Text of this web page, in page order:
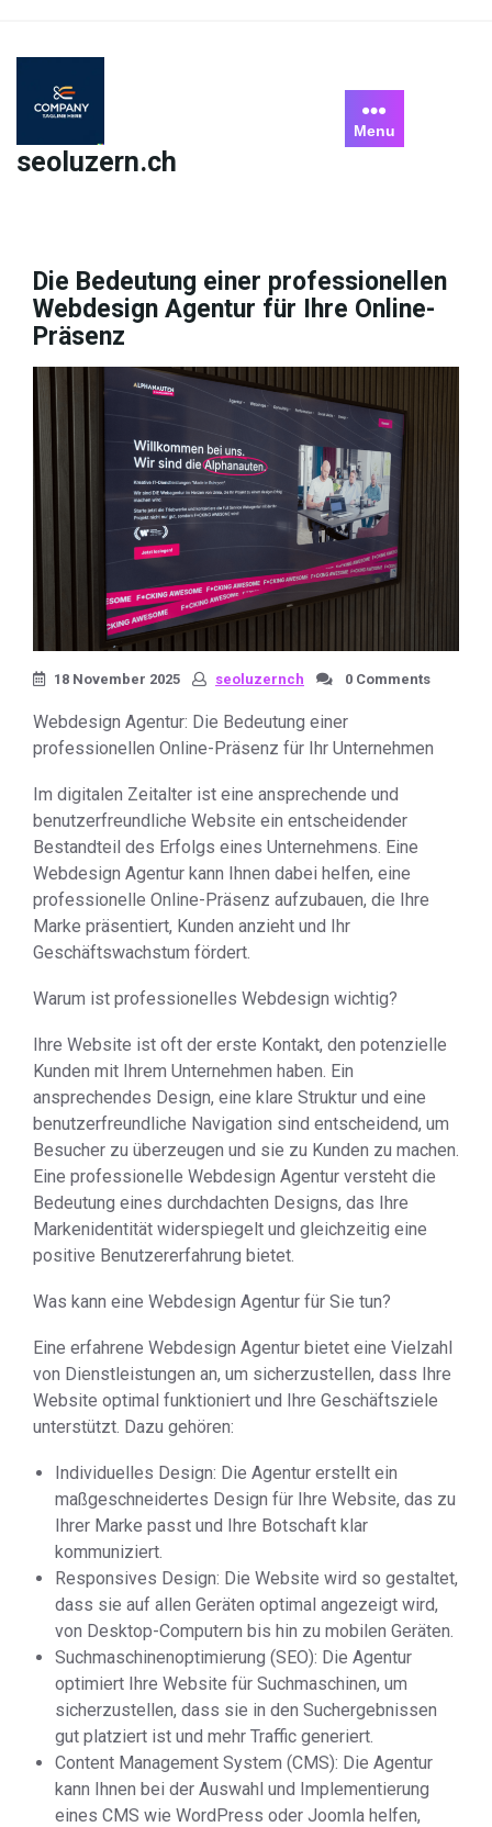
content
seoluzern.ch
Menu
Die Bedeutung einer professionellen
Webdesign Agentur für Ihre Online-
Präsenz
18 November 2025 seoluzernch 0 Comments
Webdesign Agentur: Die Bedeutung einer
professionellen Online-Präsenz für Ihr Unternehmen
Im digitalen Zeitalter ist eine ansprechende und
benutzerfreundliche Website ein entscheidender
Bestandteil des Erfolgs eines Unternehmens. Eine
Webdesign Agentur kann Ihnen dabei helfen, eine
professionelle Online-Präsenz aufzubauen, die Ihre
Marke präsentiert, Kunden anzieht und Ihr
Geschäftswachstum fördert.
Warum ist professionelles Webdesign wichtig?
Ihre Website ist oft der erste Kontakt, den potenzielle
Kunden mit Ihrem Unternehmen haben. Ein
ansprechendes Design, eine klare Struktur und eine
benutzerfreundliche Navigation sind entscheidend, um
Besucher zu überzeugen und sie zu Kunden zu machen.
Eine professionelle Webdesign Agentur versteht die
Bedeutung eines durchdachten Designs, das Ihre
Markenidentität widerspiegelt und gleichzeitig eine
positive Benutzererfahrung bietet.
Was kann eine Webdesign Agentur für Sie tun?
Eine erfahrene Webdesign Agentur bietet eine Vielzahl
von Dienstleistungen an, um sicherzustellen, dass Ihre
Website optimal funktioniert und Ihre Geschäftsziele
unterstützt. Dazu gehören:
Individuelles Design: Die Agentur erstellt ein
maßgeschneidertes Design für Ihre Website, das zu
Ihrer Marke passt und Ihre Botschaft klar
kommuniziert.
Responsives Design: Die Website wird so gestaltet,
dass sie auf allen Geräten optimal angezeigt wird,
von Desktop-Computern bis hin zu mobilen Geräten.
Suchmaschinenoptimierung (SEO): Die Agentur
optimiert Ihre Website für Suchmaschinen, um
sicherzustellen, dass sie in den Suchergebnissen
gut platziert ist und mehr Traffic generiert.
Content Management System (CMS): Die Agentur
kann Ihnen bei der Auswahl und Implementierung
eines CMS wie WordPress oder Joomla helfen,